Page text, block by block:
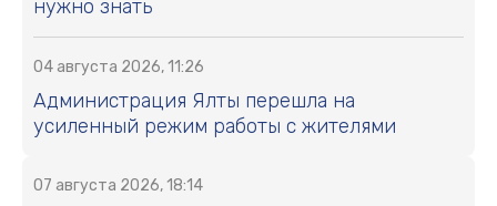
нужно знать
04 августа 2026, 11:26
Администрация Ялты перешла на
усиленный режим работы с жителями
07 августа 2026, 18:14